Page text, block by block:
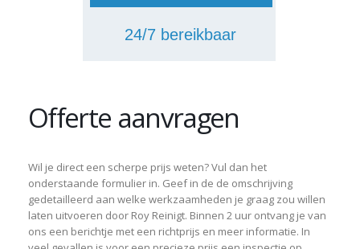
Offerte aanvragen
Wil je direct een scherpe prijs weten? Vul dan het
onderstaande formulier in. Geef in de de omschrijving
gedetailleerd aan welke werkzaamheden je graag zou willen
laten uitvoeren door Roy Reinigt. Binnen 2 uur ontvang je van
ons een berichtje met een richtprijs en meer informatie. In